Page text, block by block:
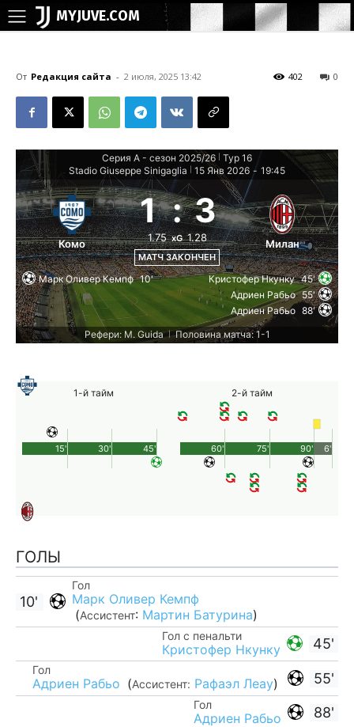
MYJUVE.COM
От Редакция сайта - 2 июля, 2025 13:42 0
402
Серия А - сезон 2025/26 Тур 16
Stadio Giuseppe Sinigaglia
15 Янв 2026 - 19:45
Комо
1 : 3
1.75 xG 1.28
МАТЧ ЗАКОНЧЕН
Милан
Марк Оливер Кемпф 10' Кристофер Нкунку 45'
Адриен Рабьо 55'
Адриен Рабьо 88'
Рефери: M. Guida | Половина матча: 1-1
1-й тайм
45'
15' 30'
2-й тайм
90'
60' 75' 6'
ГОЛЫ
Гол
Марк Оливер Кемпф
(Ассистент: Мартин Батурина)
10'
45'
Гол с пенальти
Кристофер Нкунку
55'
Гол
Адриен Рабьо (Ассистент: Рафаэл Леау)
88'
Гол
Адриен Рабьо